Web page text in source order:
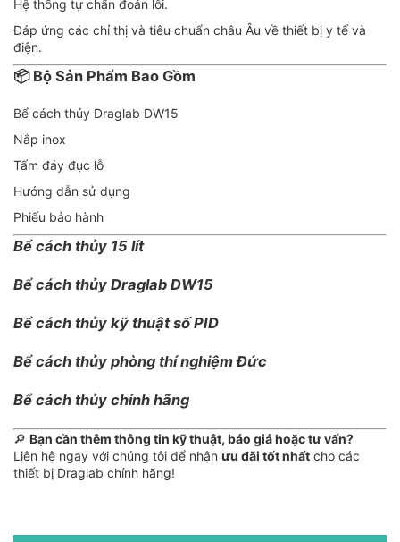
Hệ thống tự chẩn đoán lỗi.
Đáp ứng các chỉ thị và tiêu chuẩn châu Âu về thiết bị y tế và
điện.
📦 Bộ Sản Phẩm Bao Gồm
Bể cách thủy Draglab DW15
Nắp inox
Tấm đáy đục lỗ
Hướng dẫn sử dụng
Phiếu bảo hành
Bể cách thủy 15 lít
Bể cách thủy Draglab DW15
Bể cách thủy kỹ thuật số PID
Bể cách thủy phòng thí nghiệm Đức
Bể cách thủy chính hãng
🔎 Bạn cần thêm thông tin kỹ thuật, báo giá hoặc tư vấn?
Liên hệ ngay với chúng tôi để nhận ưu đãi tốt nhất cho các
thiết bị Draglab chính hãng!